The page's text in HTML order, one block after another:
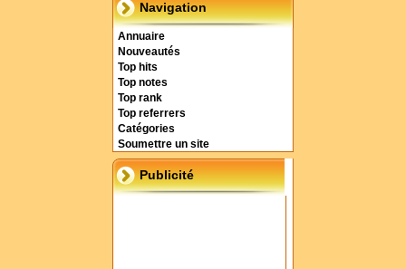
Navigation
Annuaire
Nouveautés
Top hits
Top notes
Top rank
Top referrers
Catégories
Soumettre un site
Publicité